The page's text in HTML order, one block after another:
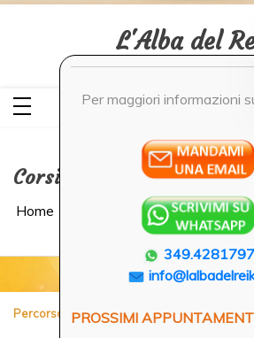
Skip
L'Alba del
Corsi e attività
Home
Percorso di formazione Reiki
Per maggiori informazioni
349.4281797
PROSSIMI